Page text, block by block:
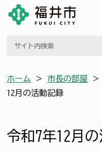
ホーム ＞ 市長の部屋 ＞
12月の活動記録
令和7年12月